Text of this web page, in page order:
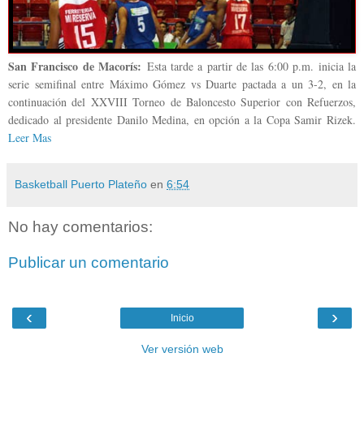
San Francisco de Macorís: Esta tarde a partir de las 6:00 p.m. inicia la
serie semifinal entre Máximo Gómez vs Duarte pactada a un 3-2, en la
continuación del XXVIII Torneo de Baloncesto Superior con Refuerzos,
dedicado al presidente Danilo Medina, en opción a la Copa Samir Rizek.
Leer Mas
Basketball Puerto Plateño en 6:54
No hay comentarios:
Publicar un comentario
‹ ›
Inicio
Ver versión web